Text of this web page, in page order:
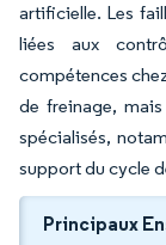
artificielle. Les
liées aux
compétences
de freinage,
spécialisés,
support du cycle
Principaux